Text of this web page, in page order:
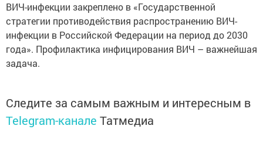
ВИЧ-инфекции закреплено в «Государственной
стратегии противодействия распространению ВИЧ-
инфекции в Российской Федерации на период до 2030
года». Профилактика инфицирования ВИЧ – важнейшая
задача.
Следите за самым важным и интересным в
Telegram-канале Татмедиа